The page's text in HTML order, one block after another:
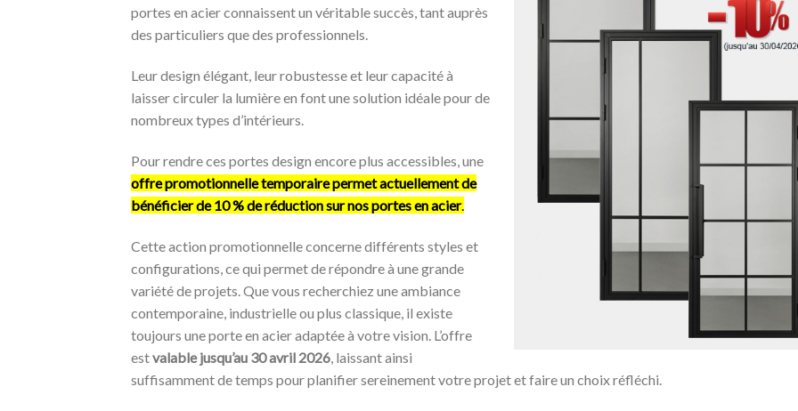
portes en acier connaissent un véritable succès, tant auprès
des particuliers que des professionnels.
Leur design élégant, leur robustesse et leur capacité à
laisser circuler la lumière en font une solution idéale pour de
nombreux types d’intérieurs.
Pour rendre ces portes design encore plus accessibles, une
offre promotionnelle temporaire permet actuellement de
bénéficier de 10 % de réduction sur nos portes en acier.
Cette action promotionnelle concerne différents styles et
configurations, ce qui permet de répondre à une grande
variété de projets. Que vous recherchiez une ambiance
contemporaine, industrielle ou plus classique, il existe
toujours une porte en acier adaptée à votre vision. L’offre
estvalable jusqu’au 30 avril 2026 , laissant ainsi
suffisamment de temps pour planifier sereinement votre projet et faire un choix réfléchi.